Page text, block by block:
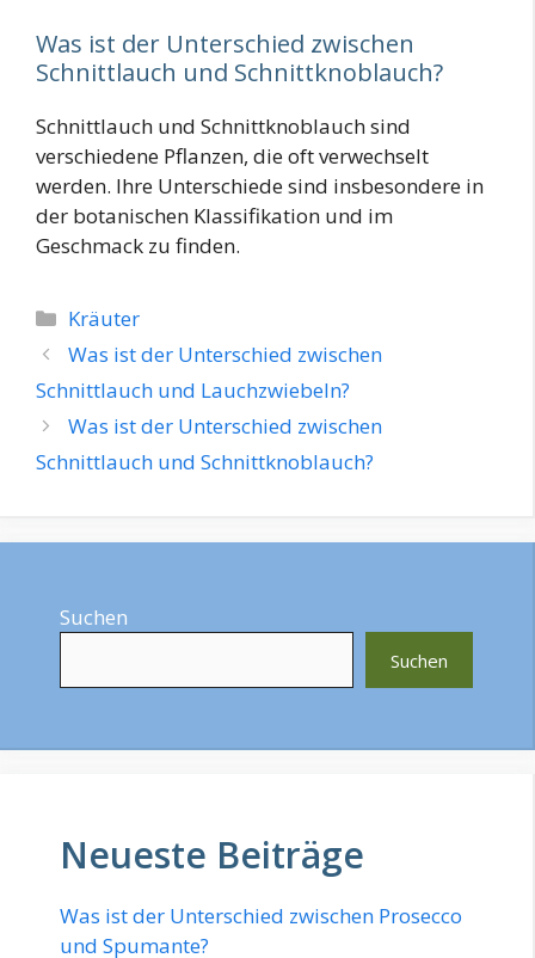
Was ist der Unterschied zwischen
Schnittlauch und Schnittknoblauch?
Schnittlauch und Schnittknoblauch sind
verschiedene Pflanzen, die oft verwechselt
werden. Ihre Unterschiede sind insbesondere in
der botanischen Klassifikation und im
Geschmack zu finden​​.
Kategorien
Kräuter
Was ist der Unterschied zwischen
Schnittlauch und Lauchzwiebeln?
Was ist der Unterschied zwischen
Schnittlauch und Schnittknoblauch?
Suchen
Suchen
Neueste Beiträge
Was ist der Unterschied zwischen Prosecco
und Spumante?